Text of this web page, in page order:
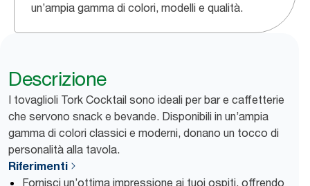
un’ampia gamma di colori, modelli e qualità.
Descrizione
I tovaglioli Tork Cocktail sono ideali per bar e caffetterie
che servono snack e bevande. Disponibili in un’ampia
gamma di colori classici e moderni, donano un tocco di
personalità alla tavola.
Riferimenti
Fornisci un’ottima impressione ai tuoi ospiti, offrendo